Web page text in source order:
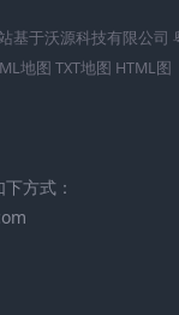
基于沃源科技有限公司
地图 TXT地图 HTML图
方式：